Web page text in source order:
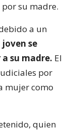
su madre.
a un
se
su madre. El
por
mujer como
quien